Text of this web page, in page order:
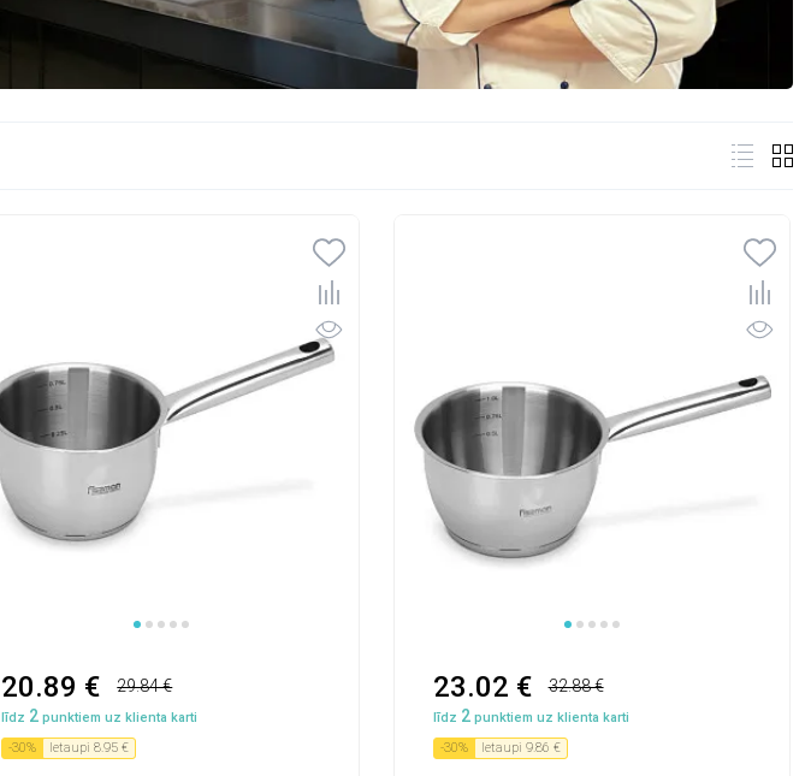
20.89 € 29.84 €
līdz 2 punktiem uz klienta karti
-30% Ietaupi8.95 €
23.02 € 32.88 €
līdz 2punktiem uz klienta karti
-30% Ietaupi 9.86 €